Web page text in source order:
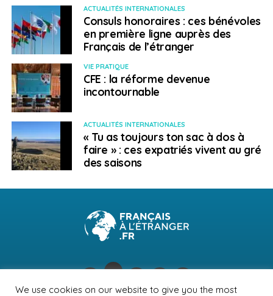
qu’il faut savoir ».Plus d’informations…
14 octobre sur Internetde 13 h à 18 h : Salon Time to
Move de Reims (finalement proposé en virtuel).
savoir plus.
15 octobre à Draguignan: Forum de la mobilité
internationale (en
nous poser toutes vos questions !). En savoir plus
16 octobre à Brest: Forum de la mobilité internationale.
Plus d’infos prochainement.
Correspondants du monde, le site pour
NE RATEZ PAS
UE : Jean-Michel Blanquer présente Europass le
ACTUALITÉS INTERNATIONALES
Consuls honoraires : ces bénévoles
en première ligne auprès des
Français de l’étranger
VIE PRATIQUE
CFE : la réforme devenue
incontournable
ACTUALITÉS INTERNATIONALES
« Tu as toujours ton sac à dos à
faire » : ces expatriés vivent au gré
des saisons
We use cookies on our website to give you the most